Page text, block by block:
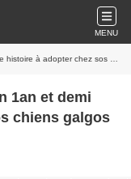
MENU
adopter chez sos chiens galgos
1an et demi
chiens galgos